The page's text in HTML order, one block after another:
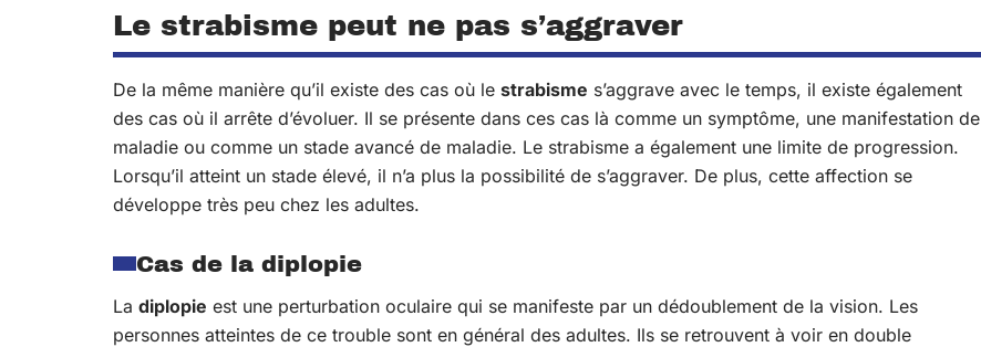
Le strabisme peut ne pas s’aggraver
De la même manière qu’il existe des cas où le strabisme s’aggrave avec le temps, il existe également
des cas où il arrête d’évoluer. Il se présente dans ces cas là comme un symptôme, une manifestation de
maladie ou comme un stade avancé de maladie. Le strabisme a également une limite de progression.
Lorsqu’il atteint un stade élevé, il n’a plus la possibilité de s’aggraver. De plus, cette affection se
développe très peu chez les adultes.
Cas de la diplopie
La diplopie est une perturbation oculaire qui se manifeste par un dédoublement de la vision. Les
personnes atteintes de ce trouble sont en général des adultes. Ils se retrouvent à voir en double